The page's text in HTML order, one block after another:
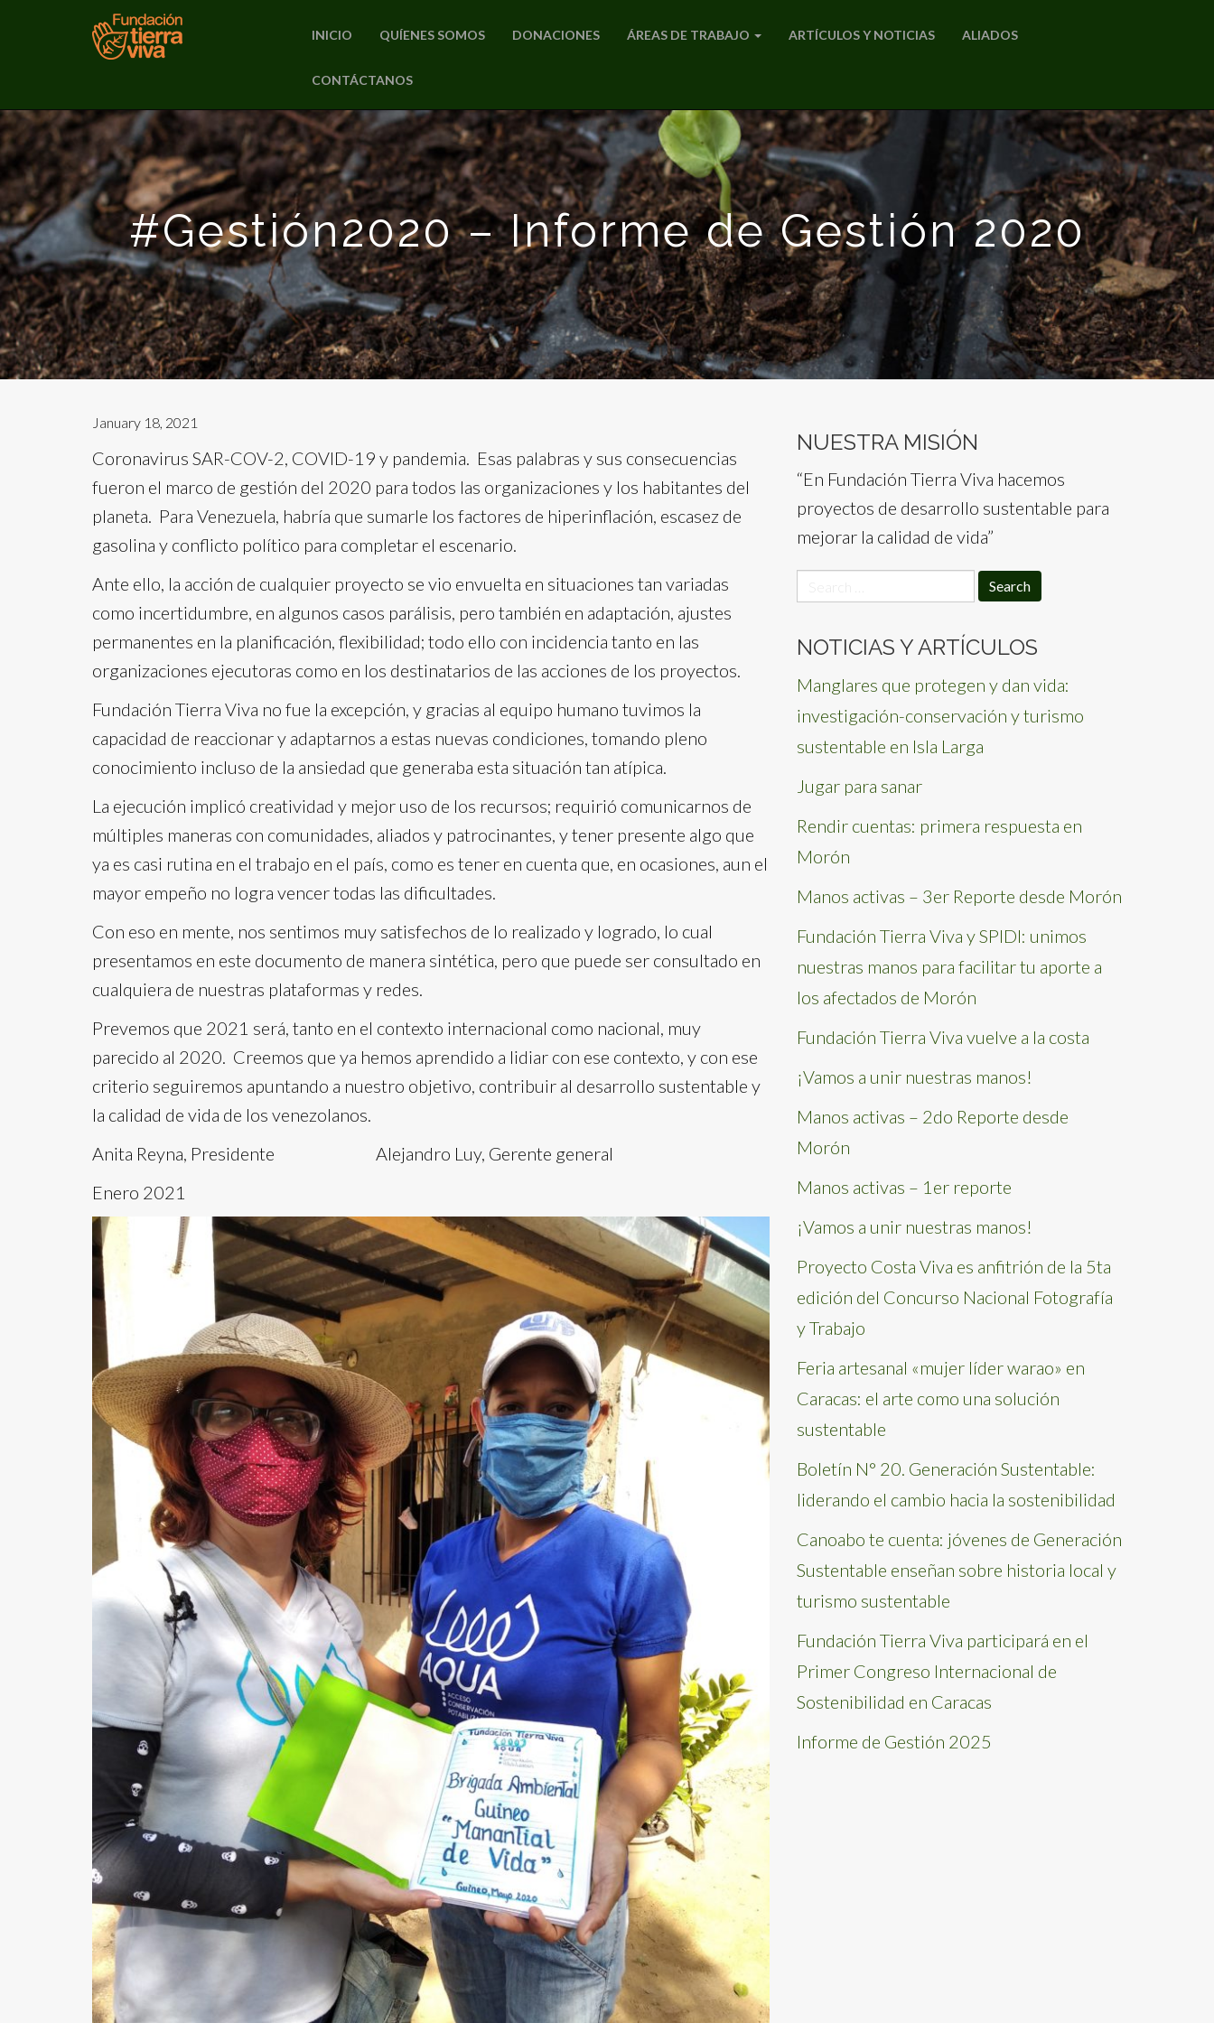
MENU
to
content
INICIO QUÍENES SOMOS DONACIONES ÁREAS DE TRABAJO ARTÍCULOS Y NOTICIAS ALIADOS
CONTÁCTANOS
#Gestión2020 – Informe de Gestión 2020
January 18, 2021
Coronavirus SAR-COV-2, COVID-19 y pandemia. Esas palabras y sus consecuencias
fueron el marco de gestión del 2020 para todos las organizaciones y los habitantes del
planeta. Para Venezuela, habría que sumarle los factores de hiperinflación, escasez de
gasolina y conflicto político para completar el escenario.
Ante ello, la acción de cualquier proyecto se vio envuelta en situaciones tan variadas
como incertidumbre, en algunos casos parálisis, pero también en adaptación, ajustes
permanentes en la planificación, flexibilidad; todo ello con incidencia tanto en las
organizaciones ejecutoras como en los destinatarios de las acciones de los proyectos.
Fundación Tierra Viva no fue la excepción, y gracias al equipo humano tuvimos la
capacidad de reaccionar y adaptarnos a estas nuevas condiciones, tomando pleno
conocimiento incluso de la ansiedad que generaba esta situación tan atípica.
La ejecución implicó creatividad y mejor uso de los recursos; requirió comunicarnos de
múltiples maneras con comunidades, aliados y patrocinantes, y tener presente algo que
ya es casi rutina en el trabajo en el país, como es tener en cuenta que, en ocasiones, aun el
mayor empeño no logra vencer todas las dificultades.
Con eso en mente, nos sentimos muy satisfechos de lo realizado y logrado, lo cual
presentamos en este documento de manera sintética, pero que puede ser consultado en
cualquiera de nuestras plataformas y redes.
Prevemos que 2021 será, tanto en el contexto internacional como nacional, muy
parecido al 2020. Creemos que ya hemos aprendido a lidiar con ese contexto, y con ese
criterio seguiremos apuntando a nuestro objetivo, contribuir al desarrollo sustentable y
la calidad de vida de los venezolanos.
Anita Reyna, Presidente Alejandro Luy, Gerente general
Enero 2021
NUESTRA MISIÓN
“En Fundación Tierra Viva hacemos
proyectos de desarrollo sustentable para
mejorar la calidad de vida”
for:
NOTICIAS Y ARTÍCULOS
Manglares que protegen y dan vida:
investigación-conservación y turismo
sustentable en Isla Larga
Jugar para sanar
Rendir cuentas: primera respuesta en
Morón
Manos activas – 3er Reporte desde Morón
Fundación Tierra Viva y SPIDI: unimos
nuestras manos para facilitar tu aporte a
los afectados de Morón
Fundación Tierra Viva vuelve a la costa
¡Vamos a unir nuestras manos!
Manos activas – 2do Reporte desde
Morón
Manos activas – 1er reporte
¡Vamos a unir nuestras manos!
Proyecto Costa Viva es anfitrión de la 5ta
edición del Concurso Nacional Fotografía
y Trabajo
Feria artesanal «mujer líder warao» en
Caracas: el arte como una solución
sustentable
Boletín N° 20. Generación Sustentable:
liderando el cambio hacia la sostenibilidad
Canoabo te cuenta: jóvenes de Generación
Sustentable enseñan sobre historia local y
turismo sustentable
Fundación Tierra Viva participará en el
Primer Congreso Internacional de
Sostenibilidad en Caracas
Informe de Gestión 2025